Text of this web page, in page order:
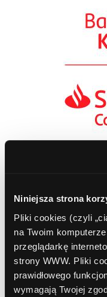
Niniejsza strona
Pliki cookies (czyli
na Twoim
przeglądarkę
strony WWW. Pliki
prawidłowego
wymagają Twojej